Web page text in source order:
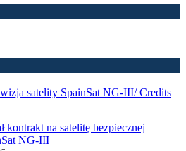
kontrakt na satelitę bezpiecznej
NG-III